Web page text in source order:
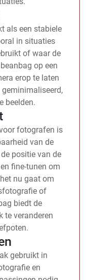
als een stabiele
in situaties
of waar de
op een
erop te laten
beelden.
fotografen is
van de
positie van de
fine-tunen om
nu gaat om
of
biedt de
te veranderen
gebruikt in
en